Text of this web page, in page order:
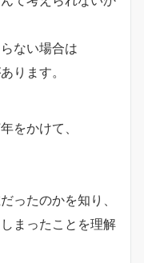
ない場合は
ります。
をかけて、
ったのかを知り、
まったことを理解